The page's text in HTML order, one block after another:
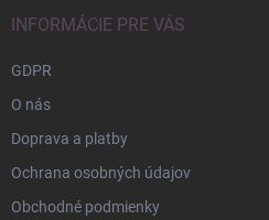
INFORMÁCIE PRE VÁS
GDPR
O nás
Doprava a platby
Ochrana osobných údajov
Obchodné podmienky